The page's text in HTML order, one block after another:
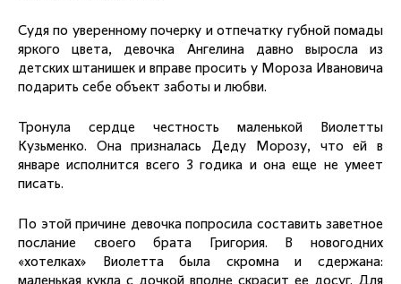
Судя по уверенному почерку и отпечатку губной помады
яркого цвета, девочка Ангелина давно выросла из
детских штанишек и вправе просить у Мороза Ивановича
подарить себе объект заботы и любви.
Тронула сердце честность маленькой Виолетты
Кузьменко. Она призналась Деду Морозу, что ей в
январе исполнится всего 3 годика и она еще не умеет
писать.
По этой причине девочка попросила составить заветное
послание своего брата Григория. В новогодних
«хотелках» Виолетта была скромна и сдержана: